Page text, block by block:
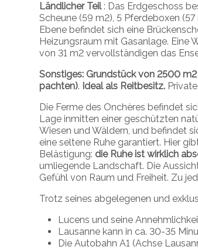
Ländlicher Teil: Das Erdgeschoss
Scheune (59 m2), 5 Pferdeboxen
Ebene befindet sich eine
Heizungsraum mit Gasanlage. Eine
von 31 m2 vervollständigen das
Sonstiges: Grundstück von 2500
pachten). Ideal als Reitbesitz.
Die Ferme des Onchères befindet
Lage inmitten einer geschützten
Wiesen und Wäldern, und befindet
eine seltene Ruhe garantiert. Hier
Belästigung: die Ruhe ist wirklich
umliegende Landschaft. Die
Gefühl von Raum und Freiheit. Zu
Trotz seines abgelegenen und
Lucens und seine
Lausanne kann in ca. 30-35
Die Autobahn A1 (Achse